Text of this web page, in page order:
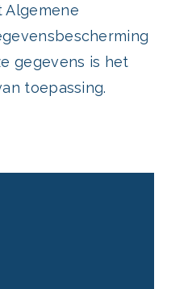
Algemene
gegevens is het
toepassing.